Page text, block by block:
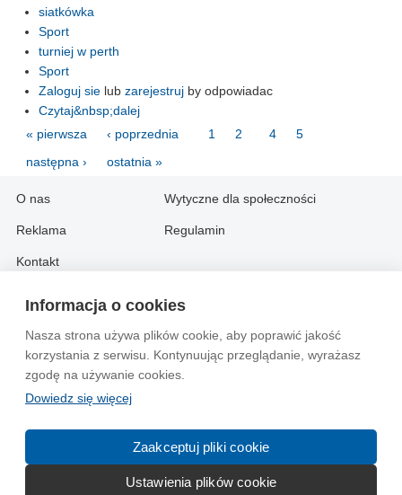
Informacja o cookies
Nasza strona używa plików cookie, aby poprawić jakość
korzystania z serwisu. Kontynuując przeglądanie, wyrażasz
zgodę na używanie cookies.
Dowiedz się więcej
Zaakceptuj pliki cookie
Ustawienia plików cookie
siatkówka
Sport
turniej w perth
Sport
Zaloguj sie lub zarejestruj by odpowiadac
Czytaj&nbsp;dalej
« pierwsza
‹ poprzednia 1 2 4
5
następna ›
ostatnia »
O nas
Reklama
Kontakt
Wytyczne dla społeczności
Regulamin
Information in English:
About
Advertise
Contact